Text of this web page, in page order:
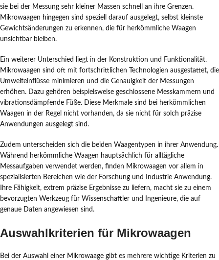
sie bei der Messung sehr kleiner Massen schnell an ihre Grenzen.
Mikrowaagen hingegen sind speziell darauf ausgelegt, selbst kleinste
Gewichtsänderungen zu erkennen, die für herkömmliche Waagen
unsichtbar bleiben.
Ein weiterer Unterschied liegt in der Konstruktion und Funktionalität.
Mikrowaagen sind oft mit fortschrittlichen Technologien ausgestattet, die
Umwelteinflüsse minimieren und die Genauigkeit der Messungen
erhöhen. Dazu gehören beispielsweise geschlossene Messkammern und
vibrationsdämpfende Füße. Diese Merkmale sind bei herkömmlichen
Waagen in der Regel nicht vorhanden, da sie nicht für solch präzise
Anwendungen ausgelegt sind.
Zudem unterscheiden sich die beiden Waagentypen in ihrer Anwendung.
Während herkömmliche Waagen hauptsächlich für alltägliche
Messaufgaben verwendet werden, finden Mikrowaagen vor allem in
spezialisierten Bereichen wie der Forschung und Industrie Anwendung.
Ihre Fähigkeit, extrem präzise Ergebnisse zu liefern, macht sie zu einem
bevorzugten Werkzeug für Wissenschaftler und Ingenieure, die auf
genaue Daten angewiesen sind.
Auswahlkriterien für Mikrowaagen
Bei der Auswahl einer Mikrowaage gibt es mehrere wichtige Kriterien zu